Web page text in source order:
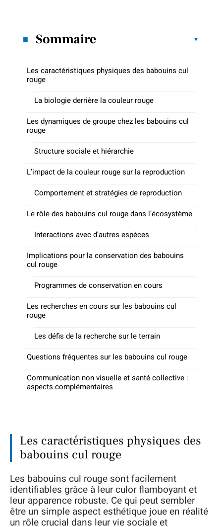
Sommaire
Les caractéristiques physiques des babouins cul
rouge
La biologie derrière la couleur rouge
Les dynamiques de groupe chez les babouins cul
rouge
Structure sociale et hiérarchie
L’impact de la couleur rouge sur la reproduction
Comportement et stratégies de reproduction
Le rôle des babouins cul rouge dans l’écosystème
Interactions avec d’autres espèces
Implications pour la conservation des babouins
cul rouge
Programmes de conservation en cours
Les recherches en cours sur les babouins cul
rouge
Les défis de la recherche sur le terrain
Questions fréquentes sur les babouins cul rouge
Communication non visuelle et santé collective :
aspects complémentaires
Les caractéristiques physiques des
babouins cul rouge
Les babouins cul rouge sont facilement
identifiables grâce à leur culor flamboyant et
leur apparence robuste. Ce qui peut sembler
être un simple aspect esthétique joue en réalité
un rôle crucial dans leur vie sociale et